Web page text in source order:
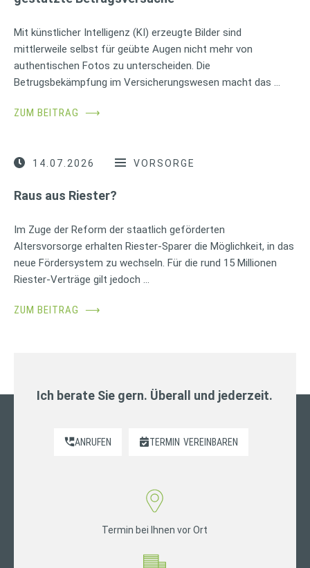
Mit künstlicher Intelligenz (KI) erzeugte Bilder sind
mittlerweile selbst für geübte Augen nicht mehr von
authentischen Fotos zu unterscheiden. Die
Betrugsbekämpfung im Versicherungswesen macht das …
ZUM BEITRAG ⟶
14.07.2026 VORSORGE
Raus aus Riester?
Im Zuge der Reform der staatlich geförderten
Altersvorsorge erhalten Riester-Sparer die Möglichkeit, in das
neue Fördersystem zu wechseln. Für die rund 15 Millionen
Riester-Verträge gilt jedoch …
ZUM BEITRAG ⟶
Ich berate Sie gern. Überall und jederzeit.
ANRUFEN TERMIN VEREINBAREN
Termin bei Ihnen vor Ort